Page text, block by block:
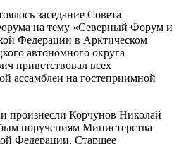
заседание Совета
на тему «Северный Форум и
Федерации в Арктическом
автономного округа
приветствовал всех
ассамблеи на гостеприимной
произнесли Корчунов Николай
поручениям Министерства
Федерации, Старшее